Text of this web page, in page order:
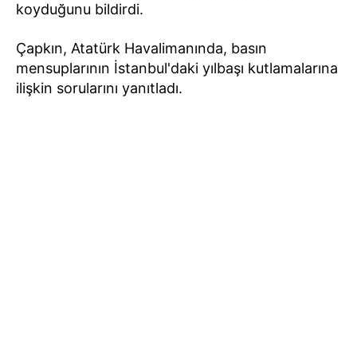
koyduğunu bildirdi.
Çapkın, Atatürk Havalimanında, basın
mensuplarının İstanbul'daki yılbaşı kutlamalarına
ilişkin sorularını yanıtladı.